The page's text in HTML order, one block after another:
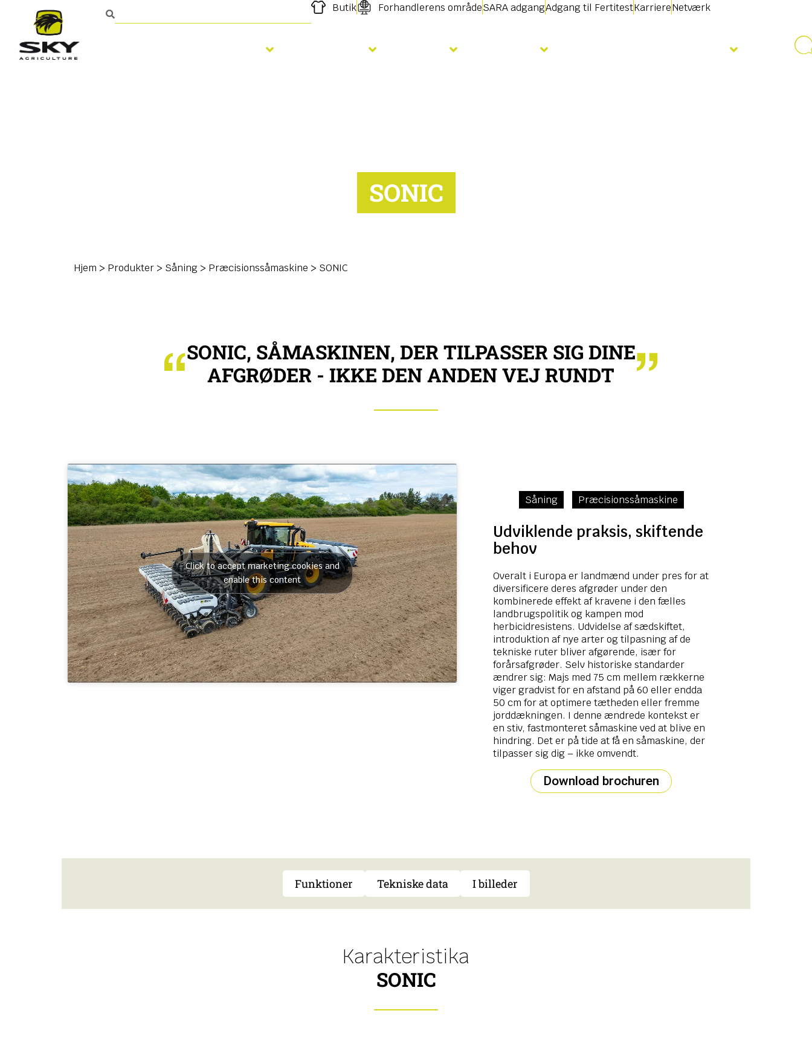
Butik Forhandlerens områdeSARA adgangAdgang til FertitestKarriereNetværk
SONIC
Hjem > Produkter > Såning > Præcisionssåmaskine > SONIC
SONIC, SÅMASKINEN, DER TILPASSER SIG DINE
AFGRØDER - IKKE DEN ANDEN VEJ RUNDT
Click to accept marketing cookies and
enable this content
Såning Præcisionssåmaskine
Udviklende praksis, skiftende
behov
Overalt i Europa er landmænd under pres for at
diversificere deres afgrøder under den
kombinerede effekt af kravene i den fælles
landbrugspolitik og kampen mod
herbicidresistens. Udvidelse af sædskiftet,
introduktion af nye arter og tilpasning af de
tekniske ruter bliver afgørende, især for
forårsafgrøder. Selv historiske standarder
ændrer sig: Majs med 75 cm mellem rækkerne
viger gradvist for en afstand på 60 eller endda
50 cm for at optimere tætheden eller fremme
jorddækningen. I denne ændrede kontekst er
en stiv, fastmonteret såmaskine ved at blive en
hindring. Det er på tide at få en såmaskine, der
tilpasser sig dig – ikke omvendt.
Download brochuren
Funktioner Tekniske data I billeder
Karakteristika
SONIC